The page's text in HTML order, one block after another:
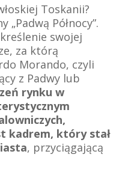
Toskanii?
„Padwą Północy”.
swojej
za którą
Morando, czyli
z Padwy lub
rynku w
kadrem, który stał
, przyciągającą